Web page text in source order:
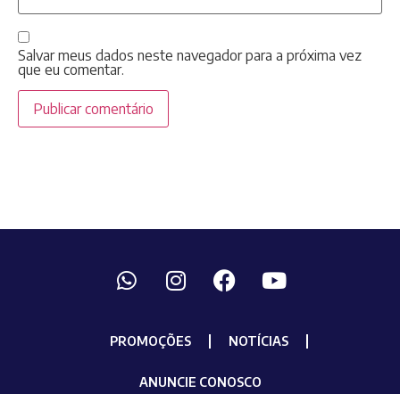
Salvar meus dados neste navegador para a próxima vez
que eu comentar.
PROMOÇÕES NOTÍCIAS
ANUNCIE CONOSCO